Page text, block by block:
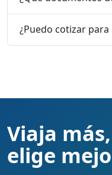
¿Puedo cotizar
Viaja más,
elige